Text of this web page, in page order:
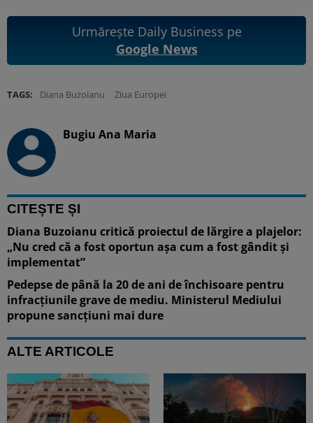
Urmărește Daily Business pe
Google News
TAGS: Diana Buzoianu Ziua Europei
Bugiu ⁠Ana Maria
CITEȘTE ȘI
Diana Buzoianu critică proiectul de lărgire a plajelor:
„Nu cred că a fost oportun așa cum a fost gândit și
implementat”
Pedepse de până la 20 de ani de închisoare pentru
infracțiunile grave de mediu. Ministerul Mediului
propune sancțiuni mai dure
ALTE ARTICOLE